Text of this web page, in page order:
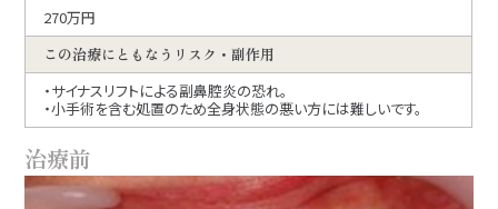
270万円
この治療にともなうリスク・副作用
・サイナスリフトによる副鼻腔炎の恐れ。
・小手術を含む処置のため全身状態の悪い方には難しいです。
治療前